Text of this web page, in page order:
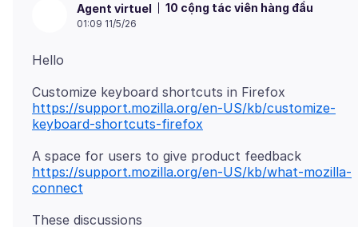
Agent virtuel 10 cộng tác viên hàng đầu
01:09 11/5/26
https://support.mozilla.org/en-US/kb/customize-
keyboard-shortcuts-firefox
https://support.mozilla.org/en-US/kb/what-mozilla-
connect